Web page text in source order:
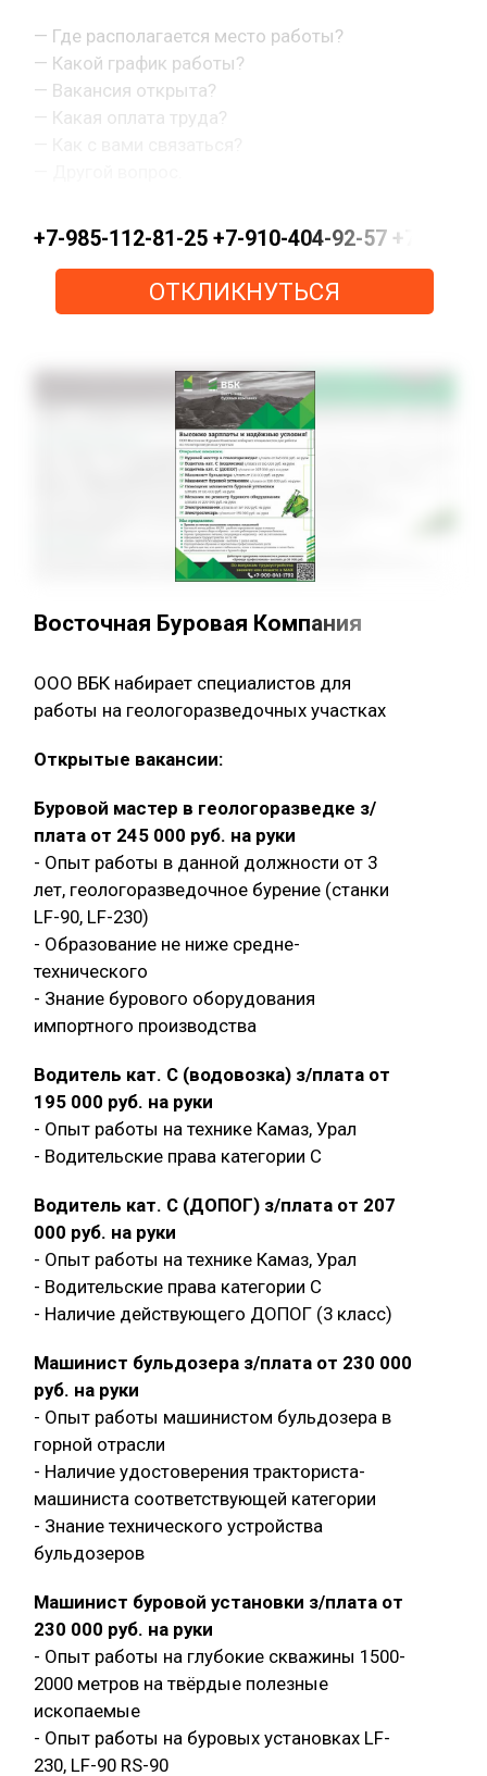
— Где располагается место работы?
— Какой график работы?
— Вакансия открыта?
— Какая оплата труда?
+7-985-112-81-25 +7-910-404-92-57 +7-915-
ОТКЛИКНУТЬСЯ
Восточная Буровая Компания
ООО ВБК набирает специалистов для
работы на геологоразведочных участках
Открытые вакансии:
Буровой мастер в геологоразведке з/
плата от 245 000 руб. на руки
- Опыт работы в данной должности от 3
лет, геологоразведочное бурение (станки
LF-90, LF-230)
- Образование не ниже средне-
технического
- Знание бурового оборудования
импортного производства
Водитель кат. С (водовозка) з/плата от
195 000 руб. на руки
- Опыт работы на технике Камаз, Урал
- Водительские права категории C
Водитель кат. С (ДОПОГ) з/плата от 207
000 руб. на руки
- Опыт работы на технике Камаз, Урал
- Водительские права категории C
- Наличие действующего ДОПОГ (3 класс)
Машинист бульдозера з/плата от 230 000
руб. на руки
- Опыт работы машинистом бульдозера в
горной отрасли
- Наличие удостоверения тракториста-
машиниста соответствующей категории
- Знание технического устройства
бульдозеров
Машинист буровой установки з/плата от
230 000 руб. на руки
- Опыт работы на глубокие скважины 1500-
2000 метров на твёрдые полезные
ископаемые
- Опыт работы на буровых установках LF-
230, LF-90 RS-90